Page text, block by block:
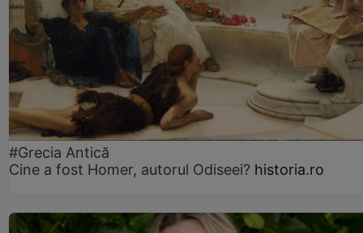
#Grecia Antică
Cine a fost Homer, autorul Odiseei? historia.ro